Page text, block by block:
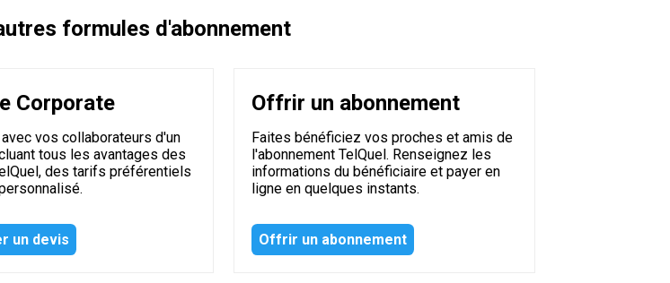
formules d'abonnement
Corporate
vos collaborateurs d'un
tous les avantages des
des tarifs préférentiels
un devis
Offrir un abonnement
Faites bénéficiez vos proches et amis de
l'abonnement TelQuel. Renseignez les
informations du bénéficiaire et payer en
ligne en quelques instants.
Offrir un abonnement